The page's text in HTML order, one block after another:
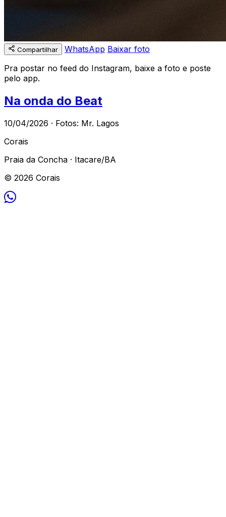
Compartilhar WhatsApp Baixar foto
Pra postar no feed do Instagram, baixe a foto e poste
pelo app.
Na onda do Beat
10/04/2026 · Fotos: Mr. Lagos
Corais
Praia da Concha · Itacare/BA
© 2026 Corais